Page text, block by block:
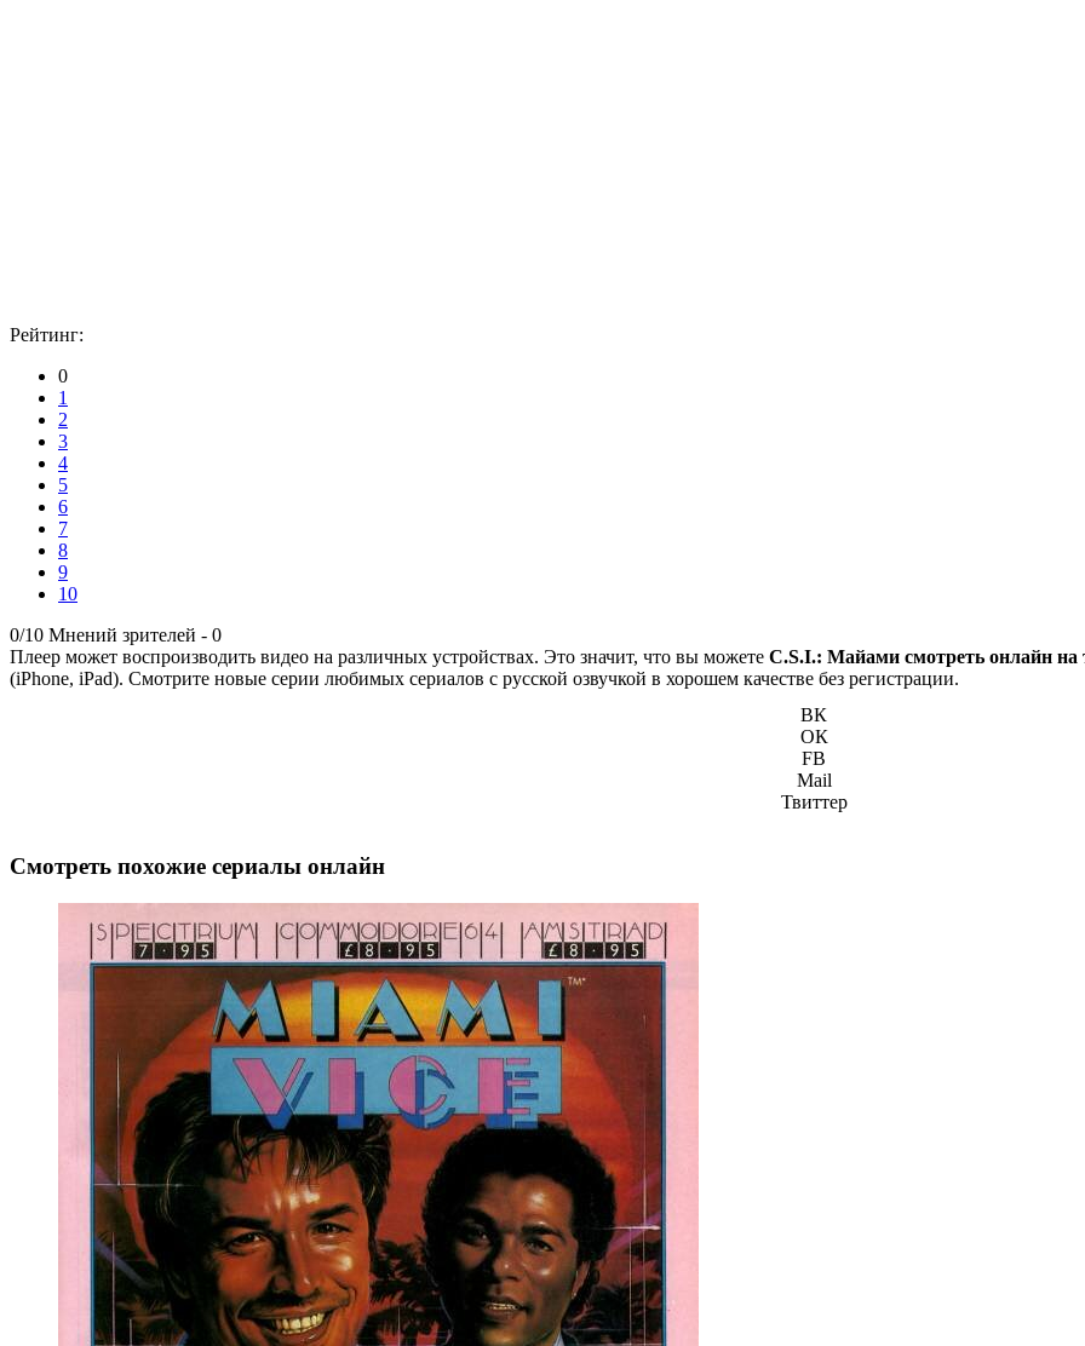
Рейтинг:
0
1
2
3
4
5
6
7
8
9
10
0/10 Мнений зрителей - 0
Плеер может воспроизводить видео на различных устройствах. Это значит, что вы можете C.S.I.: Майами смотреть онлайн на
(iPhone, iPad). Смотрите новые серии любимых сериалов с русской озвучкой в хорошем качестве без регистрации.
ВК
ОК
FB
Mail
Твиттер
Смотреть похожие сериалы онлайн